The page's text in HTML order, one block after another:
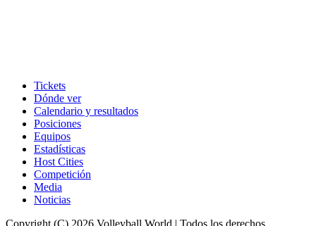
Tickets
Dónde ver
Calendario y resultados
Posiciones
Equipos
Estadísticas
Host Cities
Competición
Media
Noticias
Copyright (C) 2026 Volleyball World | Todos los derechos